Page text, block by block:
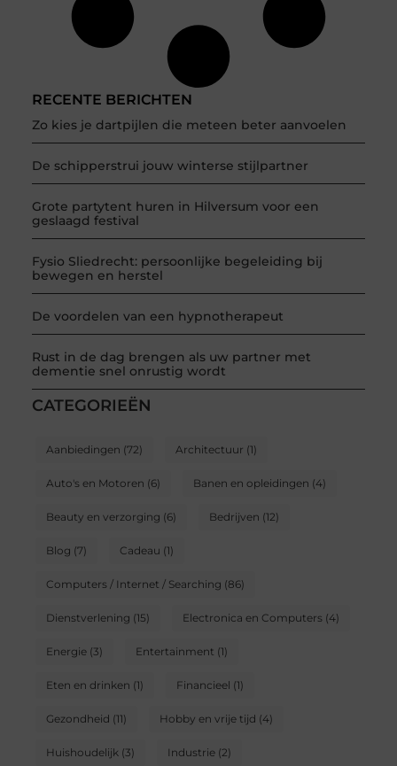
RECENTE BERICHTEN
Zo kies je dartpijlen die meteen beter aanvoelen
De schipperstrui jouw winterse stijlpartner
Grote partytent huren in Hilversum voor een
geslaagd festival
Fysio Sliedrecht: persoonlijke begeleiding bij
bewegen en herstel
De voordelen van een hypnotherapeut
Rust in de dag brengen als uw partner met
dementie snel onrustig wordt
CATEGORIEËN
Aanbiedingen (72) Architectuur (1)
Auto's en Motoren (6) Banen en opleidingen (4)
Beauty en verzorging (6) Bedrijven (12)
Blog (7) Cadeau (1)
Computers / Internet / Searching (86)
Dienstverlening (15) Electronica en Computers(4)
Energie(3) Entertainment (1)
Eten en drinken (1) Financieel (1)
Gezondheid (11) Hobby en vrije tijd (4)
Huishoudelijk (3) Industrie(2)